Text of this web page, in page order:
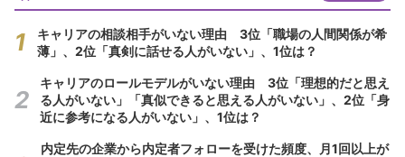
キャリアの相談相手がいない理由 3位「職場の人間関係が希
薄」、2位「真剣に話せる人がいない」、1位は？
キャリアのロールモデルがいない理由 3位「理想的だと思え
る人がいない」「真似できると思える人がいない」、2位「身
近に参考になる人がいない」、1位は？
内定先の企業から内定者フォローを受けた頻度、月1回以上が